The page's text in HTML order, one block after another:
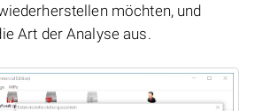
möchten, und
Art der Analyse aus.